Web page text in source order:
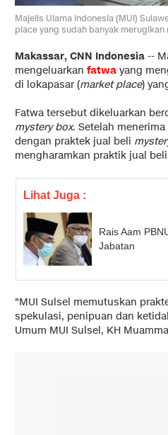
Majelis Ulama Indonesia (MUI)
place yang sudah banyak
Makassar, CNN Indonesia --
mengeluarkan fatwa yang
di lokapasar (market place)
Fatwa tersebut dikeluarkan
mystery box. Setelah
dengan praktek jual beli
mengharamkan praktik jual
Lihat Juga :
Rais Aam
Jabatan
"MUI Sulsel memutuskan
spekulasi, penipuan dan
Umum MUI Sulsel, KH